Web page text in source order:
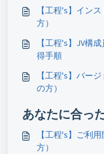
【工程's】イン
方）
【工程's】JV構
得手順
【工程's】バー
の方）
あなたに合っ
【工程's】ご利
方）